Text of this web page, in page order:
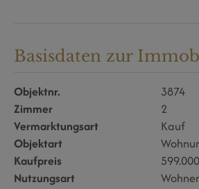
Basisdaten zur
Objektnr.
3874
Zimmer
2
Vermarktungsart
Kauf
Objektart
Kaufpreis
Nutzungsart